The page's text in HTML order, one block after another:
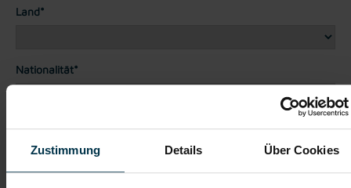
Zustimmung Details Über Cookies
Land*
Nationalität*
Telefon*